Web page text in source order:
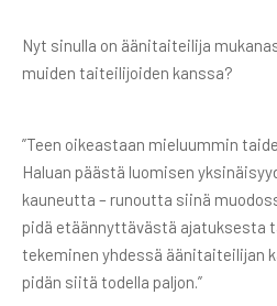
Nyt sinulla on äänitaiteilija
muiden taiteilijoiden kanssa?
”Teen oikeastaan mieluummin
Haluan päästä luomisen
kauneutta – runoutta siinä
pidä etäännyttävästä ajatuksesta
tekeminen yhdessä äänitaiteilijan
pidän siitä todella paljon.”